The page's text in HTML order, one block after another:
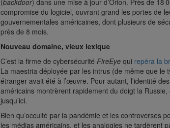
(backdoor) dans une mise à jour d’Orion. Près de 18
compromise du logiciel, ouvrant grand les portes de
gouvernementales américaines, dont plusieurs de
près de 8 mois.
Nouveau domaine, vieux lexique
C’est la firme de cybersécurité FireEye qui repéra la
La maestria déployée par les intrus (de même que le
étranger avait été à l’œuvre. Pour autant, l’identité
américains montrèrent rapidement du doigt la
jusqu’ici.
Bien qu’occulté par la pandémie et les controverses
les médias américains, et les analogies ne tardèrent